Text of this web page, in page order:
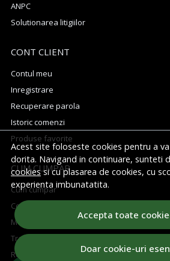
Acest site foloseste cookies pentru a
dorita. Navigand in continuare, sunteti
cookiessi cu plasarea de cookies, cu
experienta imbunatatita.
Accepta toate
Doar cookie-uri
ANPC
Solutionarea litigiilor
CONT CLIENT
Contul meu
Inregistrare
Recuperare parola
Istoric comenzi
Produse favorite
CUM CUMPAR
Cum cumpar
Cosul meu
Metode de plata
Transport si retururi
Regulament concurs